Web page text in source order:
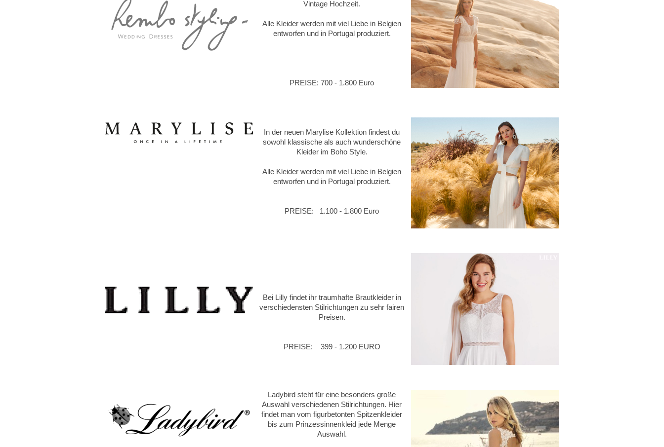
Vintage Hochzeit.
Alle Kleider werden mit viel Liebe in Belgien
entworfen und in Portugal produziert.
PREISE: 700 - 1.800 Euro
In der neuen Marylise Kollektion findest du
sowohl klassische als auch wunderschöne
Kleider im Boho Style.
Alle Kleider werden mit viel Liebe in Belgien
entworfen und in Portugal produziert.
PREISE: 1.100 - 1.800 Euro
Bei Lilly findet ihr traumhafte Brautkleider in
verschiedensten Stilrichtungen zu sehr fairen
Preisen.
PREISE: 399 - 1.200 EURO
Ladybird steht für eine besonders große
Auswahl verschiedenen Stilrichtungen. Hier
findet man vom figurbetonten Spitzenkleider
bis zum Prinzessinnenkleid jede Menge
Auswahl.